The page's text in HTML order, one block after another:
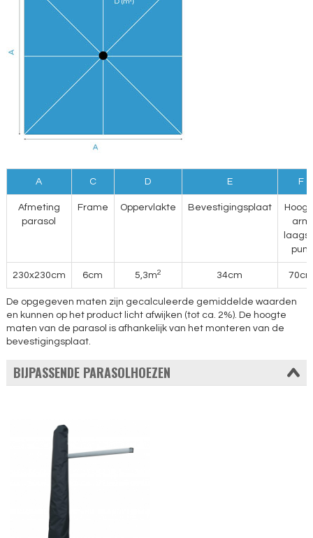
A C D E F
Afmeting
parasol
Frame Oppervlakte Bevestigingsplaat
arm
punt
230x230cm 6cm 5,3m2 34cm
De opgegeven maten zijn gecalculeerde gemiddelde waarden
en kunnen op het product licht afwijken (tot ca. 2%). De hoogte
maten van de parasol is afhankelijk van het monteren van de
bevestigingsplaat.
BIJPASSENDE PARASOLHOEZEN